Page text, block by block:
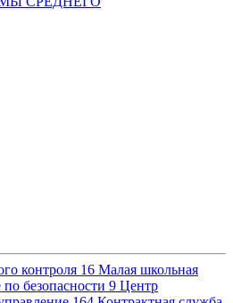
контроля 16 Малая школьная
безопасности 9 Центр